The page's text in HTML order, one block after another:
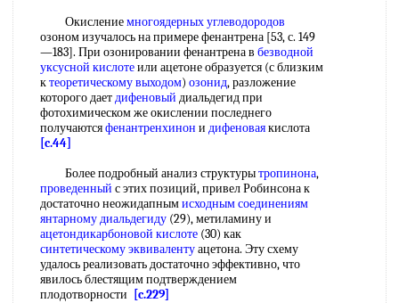
Окислениемногоядерных углеводородов
озоном изучалось на примере фенантрена [53, с. 149
—183]. При озонировании фенантрена в безводной
уксусной кислотеили ацетоне образуется (с близким
ктеоретическому выходом) озонид, разложение
которого даетдифеновый диальдегид при
фотохимическом же окислении последнего
получаютсяфенантренхинон и дифеноваякислота
[c.44]
Более подробный анализ структурытропинона,
проведенный с этих позиций, привел Робинсона к
достаточно неожидапнымисходным соединениям
янтарному диальдегиду (29), метиламину и
ацетондикарбоновой кислоте (30) как
синтетическому эквивалентуацетона. Эту схему
удалось реализовать достаточно эффективно, что
явилось блестящим подтверждением
плодотворности
[c.229]